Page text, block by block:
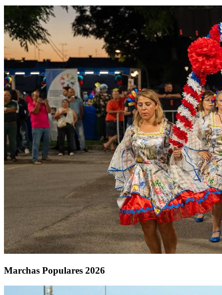
Marchas Populares 2026